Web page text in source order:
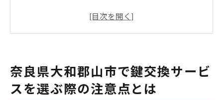
地域密着型のメリットを活かす方法
長期的なサポート体制の重要性
地域密着型鍵交換サービスが提供する安心感
奈良県大和郡山市で鍵交換サービ
スを選ぶ際の注意点とは